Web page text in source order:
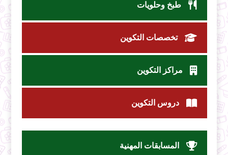
طبخ وحلويات
تخصصات التكوين
مراكز التكوين
دروس التكوين
المسابقات المهنية